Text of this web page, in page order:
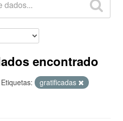
encontrado
Etiquetas:
gratificadas